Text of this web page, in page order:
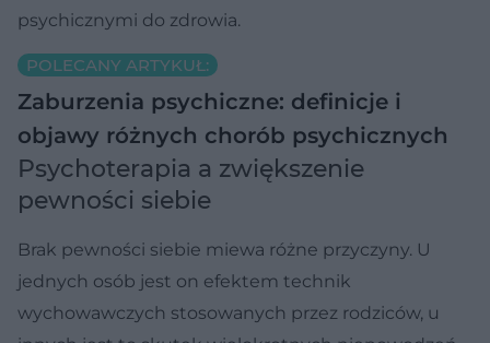
psychicznymi do zdrowia.
POLECANY ARTYKUŁ:
Zaburzenia psychiczne: definicje i
objawy różnych chorób psychicznych
Psychoterapia a zwiększenie
pewności siebie
Brak pewności siebie miewa różne przyczyny. U
jednych osób jest on efektem technik
wychowawczych stosowanych przez rodziców, u